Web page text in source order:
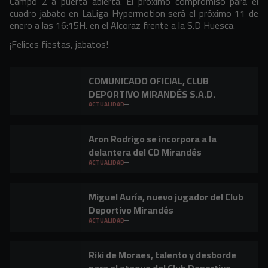
cuadro jabato en LaLiga Hypermotion será el próximo 11 de
enero a las 16:15H. en el Alcoraz frente a la S.D Huesca.
¡Felices fiestas, jabatos!
COMUNICADO OFICIAL, CLUB
DEPORTIVO MIRANDÉS S.A.D.
ACTUALIDAD
Aron Rodrigo se incorpora a la
delantera del CD Mirandés
ACTUALIDAD
Miguel Auría, nuevo jugador del Club
Deportivo Mirandés
ACTUALIDAD
Riki de Moraes, talento y desborde